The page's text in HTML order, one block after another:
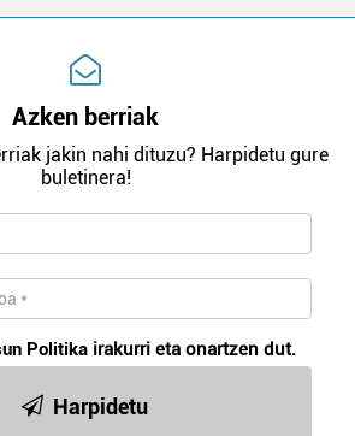
Azken berriak
jakin nahi dituzu? Harpidetu gure
buletinera!
Politika irakurri eta onartzen dut.
Harpidetu